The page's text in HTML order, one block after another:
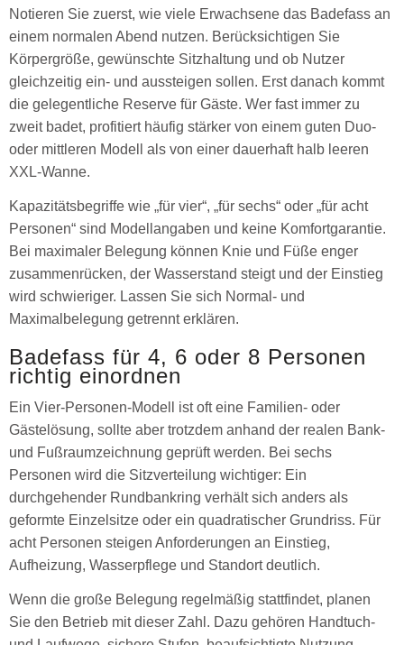
Notieren Sie zuerst, wie viele Erwachsene das Badefass an
einem normalen Abend nutzen. Berücksichtigen Sie
Körpergröße, gewünschte Sitzhaltung und ob Nutzer
gleichzeitig ein- und aussteigen sollen. Erst danach kommt
die gelegentliche Reserve für Gäste. Wer fast immer zu
zweit badet, profitiert häufig stärker von einem guten Duo-
oder mittleren Modell als von einer dauerhaft halb leeren
XXL-Wanne.
Kapazitätsbegriffe wie „für vier“, „für sechs“ oder „für acht
Personen“ sind Modellangaben und keine Komfortgarantie.
Bei maximaler Belegung können Knie und Füße enger
zusammenrücken, der Wasserstand steigt und der Einstieg
wird schwieriger. Lassen Sie sich Normal- und
Maximalbelegung getrennt erklären.
Badefass für 4, 6 oder 8 Personen
richtig einordnen
Ein Vier-Personen-Modell ist oft eine Familien- oder
Gästelösung, sollte aber trotzdem anhand der realen Bank-
und Fußraumzeichnung geprüft werden. Bei sechs
Personen wird die Sitzverteilung wichtiger: Ein
durchgehender Rundbankring verhält sich anders als
geformte Einzelsitze oder ein quadratischer Grundriss. Für
acht Personen steigen Anforderungen an Einstieg,
Aufheizung, Wasserpflege und Standort deutlich.
Wenn die große Belegung regelmäßig stattfindet, planen
Sie den Betrieb mit dieser Zahl. Dazu gehören Handtuch-